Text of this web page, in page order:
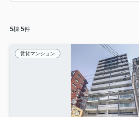
5棟 5件
賃貸マンション